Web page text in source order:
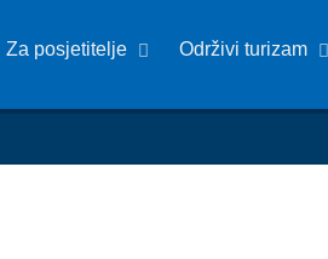
Za posjetitelje Održivi turizam